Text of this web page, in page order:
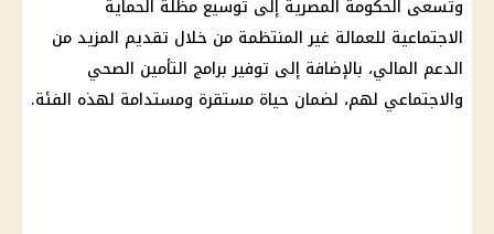
وتسعى الحكومة المصرية إلى توسيع مظلة الحماية
الاجتماعية للعمالة غير المنتظمة من خلال تقديم المزيد من
الدعم المالي، بالإضافة إلى توفير برامج التأمين الصحي
والاجتماعي لهم، لضمان حياة مستقرة ومستدامة لهذه الفئة.